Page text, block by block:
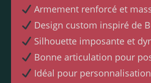
Armement renforcé et
Design custom inspiré de
Silhouette imposante et
Bonne articulation pour
Idéal pour